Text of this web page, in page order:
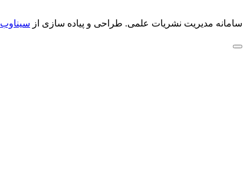
سامانه مدیریت نشریات علمی. طراحی و پیاده سازی از سیناوب